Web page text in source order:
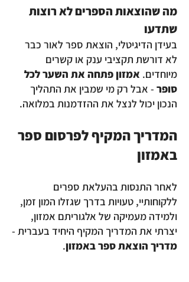
מה שהוצאות הספרים לא רוצות
שתדעו
בעידן הדיגיטלי, הוצאת ספר לאור כבר
לא דורשת תקציבי ענק או קשרים
מיוחדים. אמזון פתחה את השער לכל
סופר - אבל רק מי שמבין את התהליך
הנכון יכול לנצל את ההזדמנות במלואה.
המדריך המקיף לפרסום ספר
באמזון
לאחר התנסות בהעלאת ספרים
ללקוחותיי, טעויות בדרך שגזלו המון זמן,
ולמידה מעמיקה של אלגוריתם אמזון,
יצרתי את המדריך המקיף היחיד בעברית -
מדריך הוצאת ספר באמזון.